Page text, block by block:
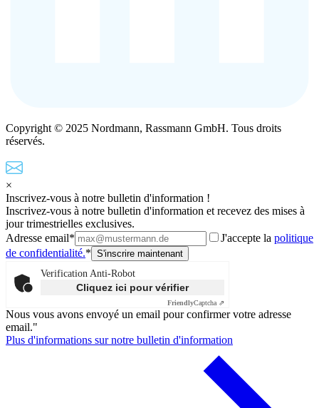
Copyright © 2025 Nordmann, Rassmann GmbH. Tous droits
réservés.
×
Inscrivez-vous à notre bulletin d'information !
Inscrivez-vous à notre bulletin d'information et recevez des mises à
jour trimestrielles exclusives.
Adresse email*
J'accepte la politique
de confidentialité.*
Verification Anti-Robot
Cliquez ici pour vérifier
FriendlyCaptcha ⇗
Nous vous avons envoyé un email pour confirmer votre adresse
email."
Plus d'informations sur notre bulletin d'information